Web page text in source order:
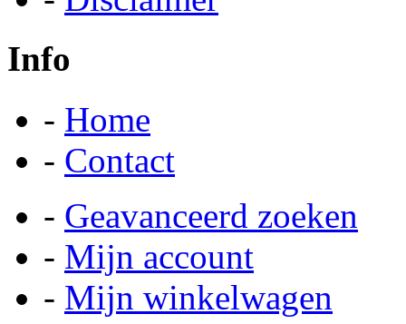
Info
- Home
- Contact
- Geavanceerd zoeken
- Mijn account
- Mijn winkelwagen